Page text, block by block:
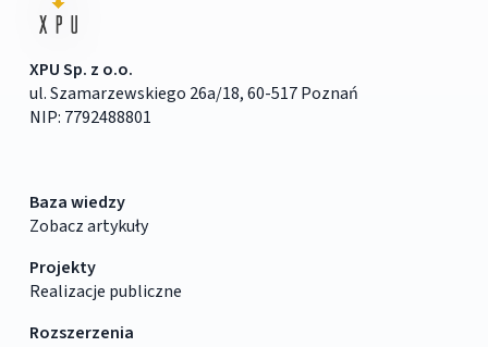
XPU Sp. z o.o.
ul. Szamarzewskiego 26a/18, 60-517 Poznań
NIP: 7792488801
Baza wiedzy
Zobacz artykuły
Projekty
Realizacje publiczne
Rozszerzenia